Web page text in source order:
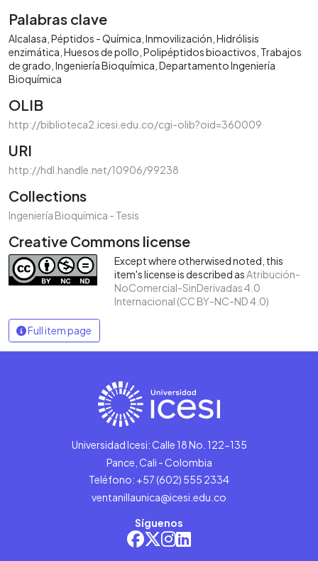
Palabras clave
Alcalasa Péptidos - Química Inmovilización Hidrólisis
enzimática Huesos de pollo Polipéptidos bioactivos Trabajos
de grado Ingeniería Bioquímica Departamento Ingeniería
Bioquímica
OLIB
http://biblioteca2.icesi.edu.co/cgi-olib?oid=360009
URI
http://hdl.handle.net/10906/99238
Collections
Ingeniería Bioquímica - Tesis
Creative Commons license
Except where otherwised noted, this
item's license is described asAtribución-
NoComercial-SinDerivadas 4.0
Internacional (CC BY-NC-ND 4.0)
Full item page
Universidad Icesi: Calle 18 No. 122-135
Pance, Cali - Colombia
Teléfono: +57 (602) 555 2334
ventanillaunica@icesi.edu.co
Síguenos